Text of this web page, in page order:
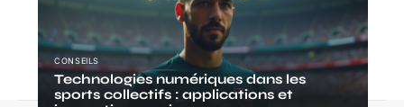
CONSEILS
Technologies numériques dans les
sports collectifs : applications et